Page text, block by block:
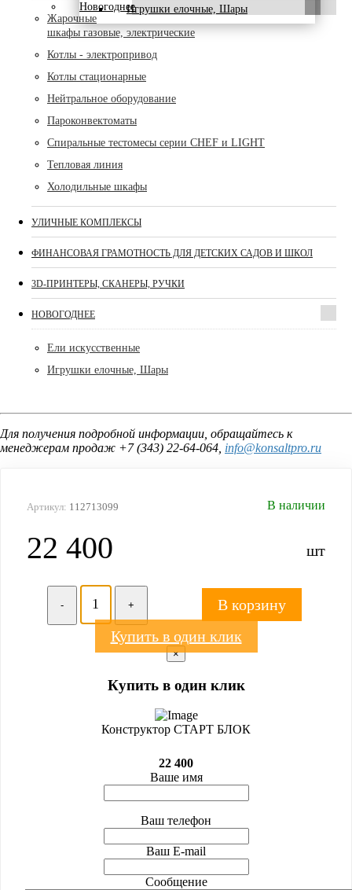
НовогоднееИгрушки елочные, Шары
Жарочные
шкафы газовые, электрические
Котлы - электропривод
Котлы стационарные
Нейтральное оборудование
Пароконвектоматы
Спиральные тестомесы серии CHEF и LIGHT
Тепловая линия
Холодильные шкафы
УЛИЧНЫЕ КОМПЛЕКСЫ
ФИНАНСОВАЯ ГРАМОТНОСТЬ ДЛЯ ДЕТСКИХ САДОВ И ШКОЛ
3D-ПРИНТЕРЫ, СКАНЕРЫ, РУЧКИ
НОВОГОДНЕЕ
Ели искусственные
Игрушки елочные, Шары
Для получения подробной информации, обращайтесь к
менеджерам продаж +7 (343) 22-64-064, info@konsaltpro.ru
Артикул: 112713099 В наличии
22 400 шт
- +
В корзину
Купить в один клик
×
Купить в один клик
Конструктор СТАРТ БЛОК
22 400
Ваше имя
Ваш телефон
Ваш E-mail
Сообщение